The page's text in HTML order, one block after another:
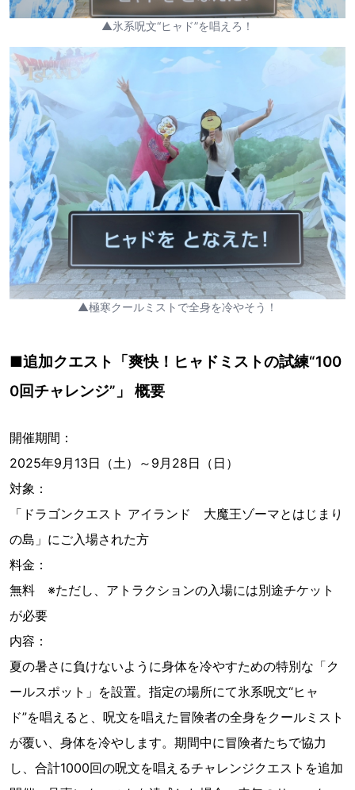
▲氷系呪文“ヒャド”を唱えろ！
▲極寒クールミストで全身を冷やそう！
■追加クエスト「爽快！ヒャドミストの試練“100
0回チャレンジ”」 概要
開催期間：
2025年9月13日（土）～9月28日（日）
対象：
「ドラゴンクエスト アイランド 大魔王ゾーマとはじまり
の島」にご入場された方
料金：
無料 ※ただし、アトラクションの入場には別途チケット
が必要
内容：
夏の暑さに負けないように身体を冷やすための特別な「ク
ールスポット」を設置。指定の場所にて氷系呪文“ヒャ
ド”を唱えると、呪文を唱えた冒険者の全身をクールミスト
が覆い、身体を冷やします。期間中に冒険者たちで協力
し、合計1000回の呪文を唱えるチャレンジクエストを追加